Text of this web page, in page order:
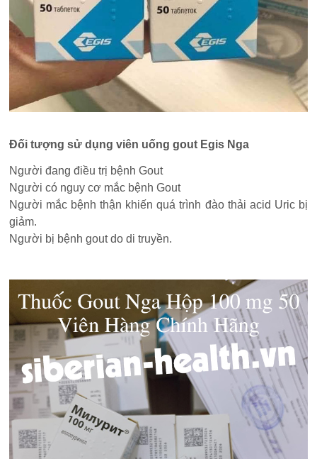
Đối tượng sử dụng viên uống gout Egis Nga
Người đang điều trị bệnh Gout
Người có nguy cơ mắc bệnh Gout
Người mắc bệnh thận khiến quá trình đào thải acid Uric bị
giảm.
Người bị bệnh gout do di truyền.